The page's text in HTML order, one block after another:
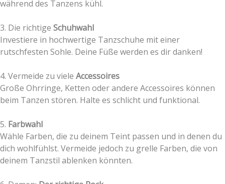
während des Tanzens kühl.
3. Die richtige Schuhwahl
Investiere in hochwertige Tanzschuhe mit einer
rutschfesten Sohle. Deine Füße werden es dir danken!
4. Vermeide zu viele Accessoires
Große Ohrringe, Ketten oder andere Accessoires können
beim Tanzen stören. Halte es schlicht und funktional.
5. Farbwahl
Wähle Farben, die zu deinem Teint passen und in denen du
dich wohlfühlst. Vermeide jedoch zu grelle Farben, die von
deinem Tanzstil ablenken könnten.